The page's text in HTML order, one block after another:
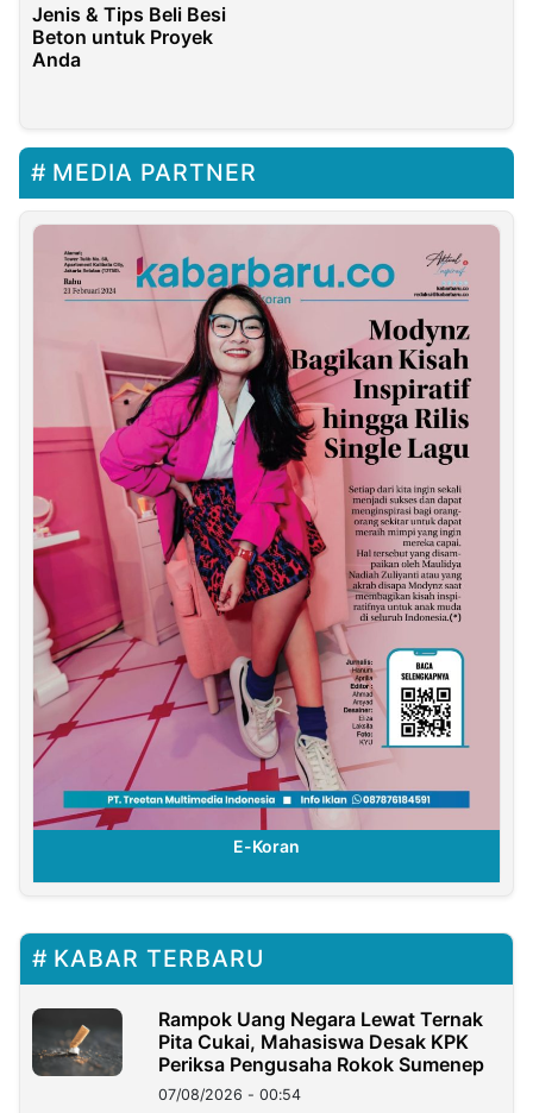
Jenis & Tips Beli Besi
Beton untuk Proyek
Anda
MEDIA PARTNER
E-Koran
KABAR TERBARU
Rampok Uang Negara Lewat Ternak
Pita Cukai, Mahasiswa Desak KPK
Periksa Pengusaha Rokok Sumenep
07/08/2026 - 00:54